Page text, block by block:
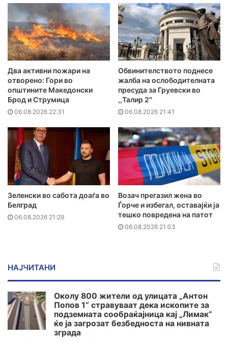
Два активни пожари на
отворено: Гори во
општините Македонски
Брод и Струмица
06.08.2026 22:31
Обвинителството поднесе
жалба на ослободителната
пресуда за Груевски во
,,Талир 2″
06.08.2026 21:41
Зеленски во сабота доаѓа во
Белград
06.08.2026 21:29
Возач прегазил жена во
Ѓорче и избегал, оставајќи ја
тешко повредена на патот
06.08.2026 21:03
НАЈЧИТАНИ
Околу 800 жители од улицата „Антон
Попов 1“ стравуваат дека ископите за
подземната сообраќајница кај „Лимак“
ќе ја загрозат безбедноста на нивната
зграда